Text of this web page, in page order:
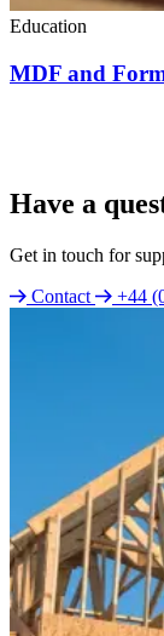
Education
MDF and
Have a
Get in touch for
Contact
+44